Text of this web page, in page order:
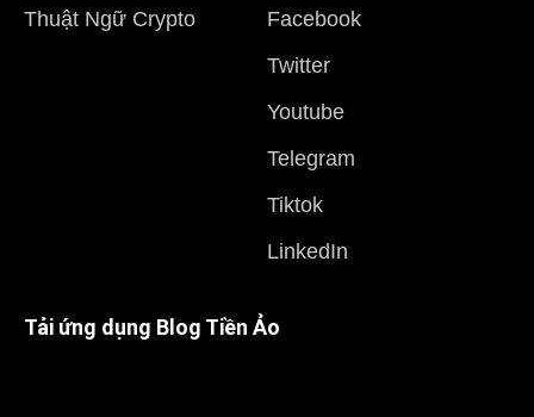
Thuật Ngữ Crypto
Facebook
Twitter
Youtube
Telegram
Tiktok
LinkedIn
Tải ứng dụng Blog Tiền Ảo